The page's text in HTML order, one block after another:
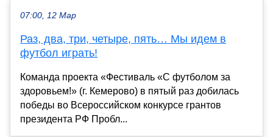
07:00, 12 Мар
Раз, два, три, четыре, пять… Мы идем в
футбол играть!
Команда проекта «Фестиваль «С футболом за
здоровьем!» (г. Кемерово) в пятый раз добилась
победы во Всероссийском конкурсе грантов
президента РФ Пробл...